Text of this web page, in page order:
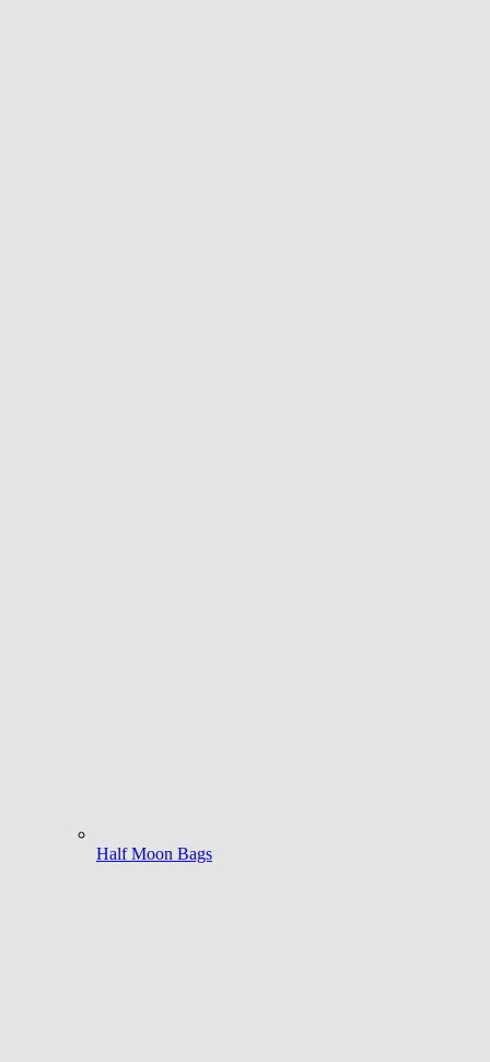
Half Moon Bags